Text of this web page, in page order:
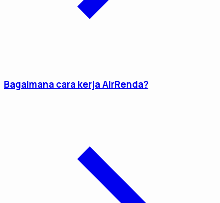
Bagaimana cara kerja AirRenda?